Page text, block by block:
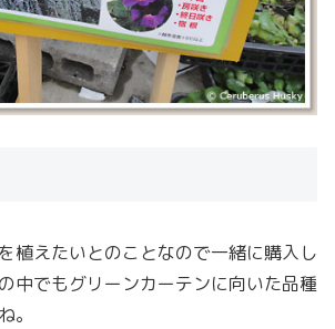
植えたいとのことなので一緒に購入し
中でもグリーンカーテンに向いた品種
。